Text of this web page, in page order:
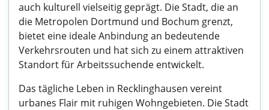
auch kulturell vielseitig geprägt. Die Stadt, die an
die Metropolen Dortmund und Bochum grenzt,
bietet eine ideale Anbindung an bedeutende
Verkehrsrouten und hat sich zu einem attraktiven
Standort für Arbeitssuchende entwickelt.
Das tägliche Leben in Recklinghausen vereint
urbanes Flair mit ruhigen Wohngebieten. Die Stadt